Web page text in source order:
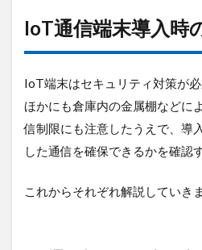
IoT通信端末導入時
IoT端末はセキュリティ対策が必
ほかにも倉庫内の金属棚などに
信制限にも注意したうえで、導
した通信を確保できるかを確認
これからそれぞれ解説していき